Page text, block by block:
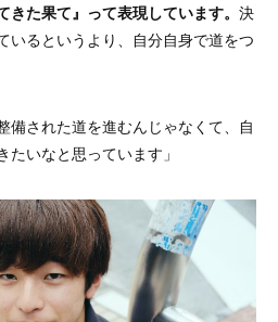
た果て』って表現しています。 決
いるというより、自分自身で道をつ
備された道を進むんじゃなくて、自
いなと思っています」